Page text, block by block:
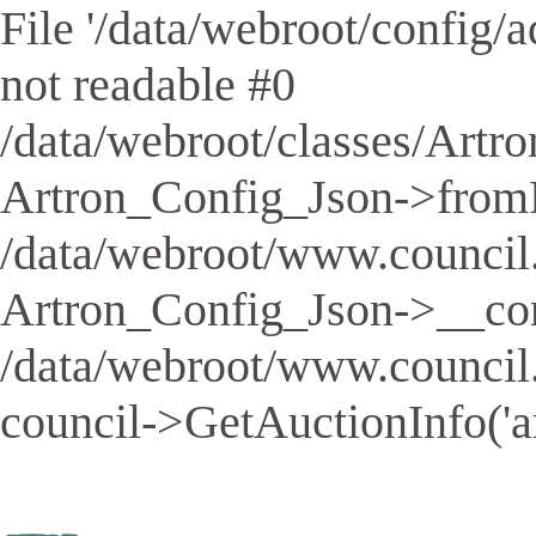
File '/data/webroot/config/
not readable #0
/data/webroot/classes/
Artron_Config_Json-
/data/webroot/
Artron_Config_Json-
/data/webroot/
council-